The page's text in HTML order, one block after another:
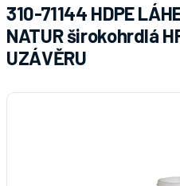
310-71144 HDPE
NATUR širokohrdlá
UZÁVĚRU